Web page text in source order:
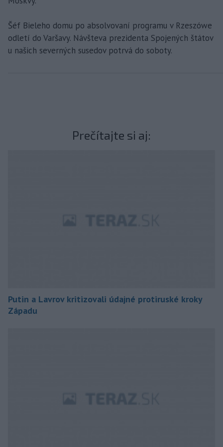
Šéf Bieleho domu po absolvovaní programu v Rzeszówe
odletí do Varšavy. Návšteva prezidenta Spojených štátov
u našich severných susedov potrvá do soboty.
Prečítajte si aj:
Putin a Lavrov kritizovali údajné protiruské kroky
Západu